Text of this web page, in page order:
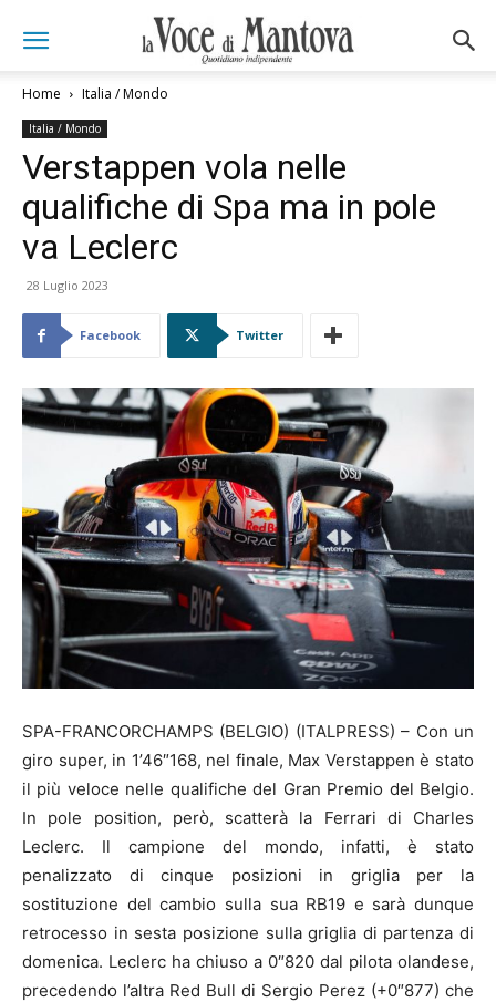
Home Italia / Mondo
Italia / Mondo
Verstappen vola nelle
qualifiche di Spa ma in pole
va Leclerc
28 Luglio 2023
Facebook Twitter
SPA-FRANCORCHAMPS (BELGIO) (ITALPRESS) – Con un
giro super, in 1’46″168, nel finale, Max Verstappen è stato
il più veloce nelle qualifiche del Gran Premio del Belgio.
In pole position, però, scatterà la Ferrari di Charles
Leclerc. Il campione del mondo, infatti, è stato
penalizzato di cinque posizioni in griglia per la
sostituzione del cambio sulla sua RB19 e sarà dunque
retrocesso in sesta posizione sulla griglia di partenza di
domenica. Leclerc ha chiuso a 0″820 dal pilota olandese,
precedendo l’altra Red Bull di Sergio Perez (+0″877) che